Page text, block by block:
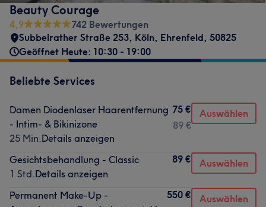
Beauty Courage
4,9
742 Bewertungen
Subbelrather Straße 253, Köln, Ehrenfeld, 50825
Geöffnet Heute: 10:30 - 19:00
Beliebte Services
Damen Diodenlaser Haarentfernung
- Intim- & Bikinizone
25 Min.Details anzeigen
75 €
89 €
Auswählen
Gesichtsbehandlung - Classic
1 Std.Details anzeigen
89 € Auswählen
Permanent Make-Up -
550 € Auswählen